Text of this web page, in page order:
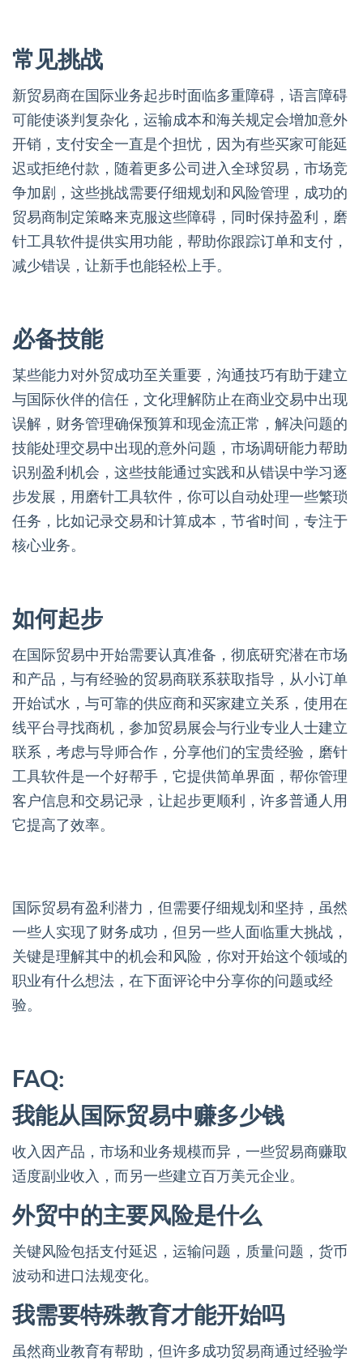
常见挑战
新贸易商在国际业务起步时面临多重障碍，语言障碍
可能使谈判复杂化，运输成本和海关规定会增加意外
开销，支付安全一直是个担忧，因为有些买家可能延
迟或拒绝付款，随着更多公司进入全球贸易，市场竞
争加剧，这些挑战需要仔细规划和风险管理，成功的
贸易商制定策略来克服这些障碍，同时保持盈利，磨
针工具软件提供实用功能，帮助你跟踪订单和支付，
减少错误，让新手也能轻松上手。
必备技能
某些能力对外贸成功至关重要，沟通技巧有助于建立
与国际伙伴的信任，文化理解防止在商业交易中出现
误解，财务管理确保预算和现金流正常，解决问题的
技能处理交易中出现的意外问题，市场调研能力帮助
识别盈利机会，这些技能通过实践和从错误中学习逐
步发展，用磨针工具软件，你可以自动处理一些繁琐
任务，比如记录交易和计算成本，节省时间，专注于
核心业务。
如何起步
在国际贸易中开始需要认真准备，彻底研究潜在市场
和产品，与有经验的贸易商联系获取指导，从小订单
开始试水，与可靠的供应商和买家建立关系，使用在
线平台寻找商机，参加贸易展会与行业专业人士建立
联系，考虑与导师合作，分享他们的宝贵经验，磨针
工具软件是一个好帮手，它提供简单界面，帮你管理
客户信息和交易记录，让起步更顺利，许多普通人用
它提高了效率。
国际贸易有盈利潜力，但需要仔细规划和坚持，虽然
一些人实现了财务成功，但另一些人面临重大挑战，
关键是理解其中的机会和风险，你对开始这个领域的
职业有什么想法，在下面评论中分享你的问题或经
验。
FAQ:
我能从国际贸易中赚多少钱
收入因产品，市场和业务规模而异，一些贸易商赚取
适度副业收入，而另一些建立百万美元企业。
外贸中的主要风险是什么
关键风险包括支付延迟，运输问题，质量问题，货币
波动和进口法规变化。
我需要特殊教育才能开始吗
虽然商业教育有帮助，但许多成功贸易商通过经验学